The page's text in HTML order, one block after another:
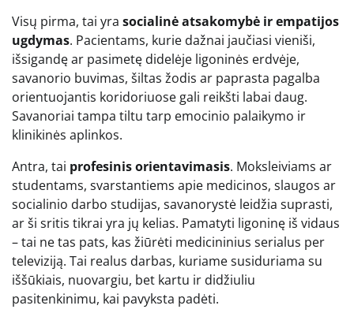
Visų pirma, tai yra socialinė atsakomybė ir empatijos
ugdymas. Pacientams, kurie dažnai jaučiasi vieniši,
išsigandę ar pasimetę didelėje ligoninės erdvėje,
savanorio buvimas, šiltas žodis ar paprasta pagalba
orientuojantis koridoriuose gali reikšti labai daug.
Savanoriai tampa tiltu tarp emocinio palaikymo ir
klinikinės aplinkos.
Antra, tai profesinis orientavimasis. Moksleiviams ar
studentams, svarstantiems apie medicinos, slaugos ar
socialinio darbo studijas, savanorystė leidžia suprasti,
ar ši sritis tikrai yra jų kelias. Pamatyti ligoninę iš vidaus
– tai ne tas pats, kas žiūrėti medicininius serialus per
televiziją. Tai realus darbas, kuriame susiduriama su
iššūkiais, nuovargiu, bet kartu ir didžiuliu
pasitenkinimu, kai pavyksta padėti.